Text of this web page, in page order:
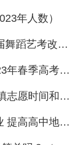
，简称“学
生报考专科
次考生机会，
年人数）
河南省音乐艺考分数线2023（24届舞蹈艺考改革内容）
春季高考比秋季高考难考么？ 2023年春季高考专科分数线
2024广东高考选科要求 广东高考填志愿时间和截止时间2023
2024年高考选物生地可以报的专业 提高高中地理成绩的教辅书推荐